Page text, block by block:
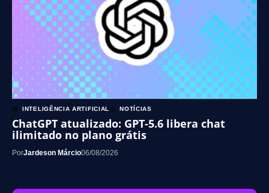
INTELIGÊNCIA ARTIFICIAL NOTÍCIAS
ChatGPT atualizado: GPT-5.6 libera chat
ilimitado no plano grátis
PorJardeson Márcio06/08/2026